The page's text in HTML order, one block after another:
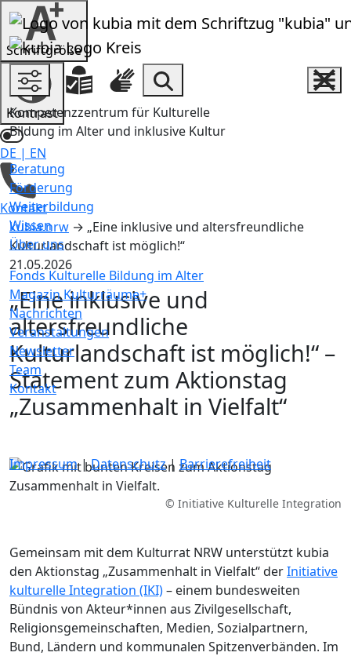
Zum Inhalt springen
Einstellungen und Hilfen
Kompetenzzentrum für Kulturelle
Bildung im Alter und inklusive Kultur
Beratung
Förderung
Weiterbildung
Wissen
Über uns
Fonds Kulturelle Bildung im Alter
Magazin Kulturräume+
Nachrichten
Veranstaltungen
Newsletter
Team
Kontakt
Impressum|Datenschutz|Barrierefreiheit
Schrift­größe
Kontrast
DE | EN
Deutsch ist ausgewählt
Kontakt
kubia.nrw → „Eine inklusive und altersfreundliche
Kulturlandschaft ist möglich!“
21.05.2026
„Eine inklusive und
altersfreundliche
Kulturlandschaft ist möglich!“ –
Statement zum Aktionstag
„Zusammenhalt in Vielfalt“
© Initiative Kulturelle Integration
Gemeinsam mit dem Kulturrat NRW unterstützt kubia
den Aktionstag „Zusammenhalt in Vielfalt“ derInitiative
kulturelle Integration (IKI)– einem bundesweiten
Bündnis von Akteur*innen aus Zivilgesellschaft,
Religionsgemeinschaften, Medien, Sozialpartnern,
Bund, Ländern und kommunalen Spitzenverbänden. Im